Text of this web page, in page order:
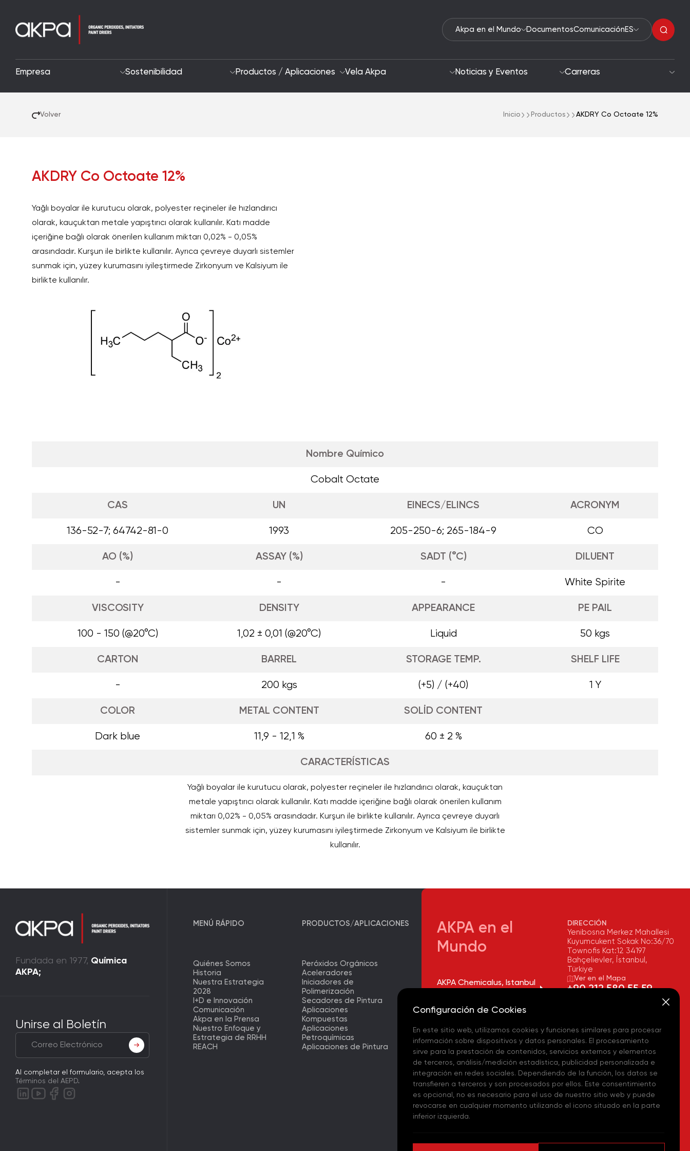
Akpa en el Mundo DocumentosComunicación ES
Empresa Sostenibilidad Productos / Aplicaciones Vela Akpa Noticias y Eventos Carreras
Volver Inicio Productos AKDRY Co Octoate 12%
AKDRY Co Octoate 12%
Yağlı boyalar ile kurutucu olarak, polyester reçineler ile hızlandırıcı
olarak, kauçuktan metale yapıştırıcı olarak kullanılır. Katı madde
içeriğine bağlı olarak önerilen kullanım miktarı 0,02% - 0,05%
arasındadır. Kurşun ile birlikte kullanılır. Ayrıca çevreye duyarlı sistemler
sunmak için, yüzey kurumasını iyileştirmede Zirkonyum ve Kalsiyum ile
birlikte kullanılır.
Nombre Químico
Cobalt Octate
CAS UN EINECS/ELINCS ACRONYM
136-52-7; 64742-81-0 1993 205-250-6; 265-184-9 CO
AO (%) ASSAY (%) SADT (°C) DILUENT
- - - White Spirite
VISCOSITY DENSITY APPEARANCE PE PAIL
100 - 150 (@20°C) 1,02 ± 0,01 (@20°C) Liquid 50 kgs
CARTON BARREL STORAGE TEMP. SHELF LIFE
- 200 kgs (+5) / (+40) 1 Y
COLOR METAL CONTENT SOLİD CONTENT
Dark blue 11,9 - 12,1 % 60 ± 2 %
CARACTERÍSTICAS
Yağlı boyalar ile kurutucu olarak, polyester reçineler ile hızlandırıcı olarak, kauçuktan
metale yapıştırıcı olarak kullanılır. Katı madde içeriğine bağlı olarak önerilen kullanım
miktarı 0,02% - 0,05% arasındadır. Kurşun ile birlikte kullanılır. Ayrıca çevreye duyarlı
sistemler sunmak için, yüzey kurumasını iyileştirmede Zirkonyum ve Kalsiyum ile birlikte
kullanılır.
Fundada en 1977, Química
AKPA;
Unirse al Boletín
Al completar el formulario, acepta los
Términos del AEPD.
MENÚ RÁPIDO
Quiénes Somos
Historia
Nuestra Estrategia
2028
I+D e Innovación
Comunicación
Akpa en la Prensa
Nuestro Enfoque y
Estrategia de RRHH
REACH
PRODUCTOS/APLICACIONES
Peróxidos Orgánicos
Aceleradores
Iniciadores de
Polimerización
Secadores de Pintura
Aplicaciones
Kompuestas
Aplicaciones
Petroquímicas
Aplicaciones de Pintura
AKPA en el
Mundo
AKPA Chemicalus, Istanbul
AKPA Chemicalus, Tekirdağ
AKPA Chemicalus,
European Logistics Center
– (TR)
AKPA Chemicals US - (USA)
AKPA Chemie GmbH - (DE)
AKPA Chemical Iberia, S. L.
DIRECCIÓN
Yenibosna Merkez Mahallesi
Kuyumcukent Sokak No:36/70
Townofis Kat:12 34197
Bahçelievler, İstanbul,
Türkiye
Ver en el Mapa
+90 212 580 55 59
CORREO ELECTRÓNICO
info@akpakimya.com
WEBSITE
https://akpakimya.com/
Configuración de Cookies
En este sitio web, utilizamos cookies y funciones similares para procesar
información sobre dispositivos y datos personales. El procesamiento
sirve para la prestación de contenidos, servicios externos y elementos
de terceros, análisis/medición estadística, publicidad personalizada e
integración en redes sociales. Dependiendo de la función, los datos se
transfieren a terceros y son procesados por ellos. Este consentimiento
es opcional, no es necesario para el uso de nuestro sitio web y puede
revocarse en cualquier momento utilizando el icono situado en la parte
inferior izquierda.